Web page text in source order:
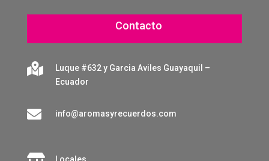
Contacto

Luque #632 y Garcia Aviles Guayaquil –
Ecuador
 info@aromasyrecuerdos.com